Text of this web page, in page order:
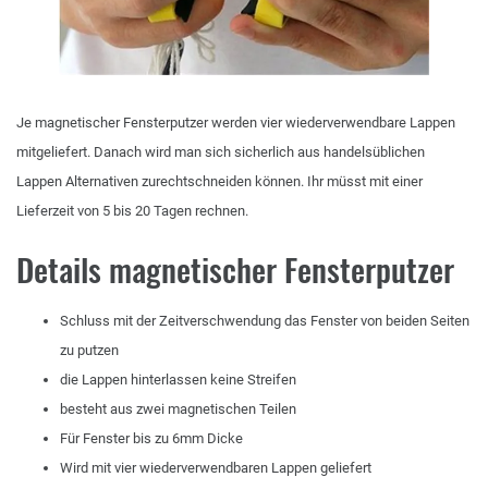
Je magnetischer Fensterputzer werden vier wiederverwendbare Lappen
mitgeliefert. Danach wird man sich sicherlich aus handelsüblichen
Lappen Alternativen zurechtschneiden können. Ihr müsst mit einer
Lieferzeit von 5 bis 20 Tagen rechnen.
Details magnetischer Fensterputzer
Schluss mit der Zeitverschwendung das Fenster von beiden Seiten
zu putzen
die Lappen hinterlassen keine Streifen
besteht aus zwei magnetischen Teilen
Für Fenster bis zu 6mm Dicke
Wird mit vier wiederverwendbaren Lappen geliefert